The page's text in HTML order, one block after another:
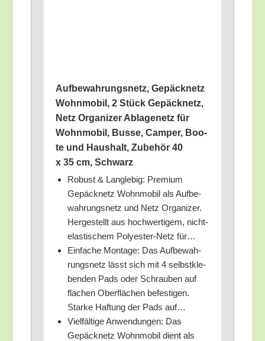
Auf­be­wah­rungs­netz, Gepäck­netz
Wohn­mo­bil, 2 Stück Gepäck­netz,
Netz Orga­ni­zer Abla­ge­netz für
Wohn­mo­bil, Bus­se, Cam­per, Boo­
te und Haus­halt, Zube­hör 40
x 35 cm, Schwarz
Robust & Lang­le­big: Pre­mi­um
Gepäck­netz Wohn­mo­bil als Auf­be­
wah­rungs­netz und Netz Orga­ni­zer.
Her­ge­stellt aus hoch­wer­ti­gem, nicht-
elas­ti­schem Poly­es­ter-Netz für…
Ein­fa­che Mon­ta­ge: Das Auf­be­wah­
rungs­netz lässt sich mit 4 selbst­kle­
ben­den Pads oder Schrau­ben auf
fla­chen Ober­flä­chen befes­ti­gen.
Star­ke Haf­tung der Pads auf…
Viel­fäl­ti­ge Anwen­dun­gen: Das
Gepäck­netz Wohn­mo­bil dient als